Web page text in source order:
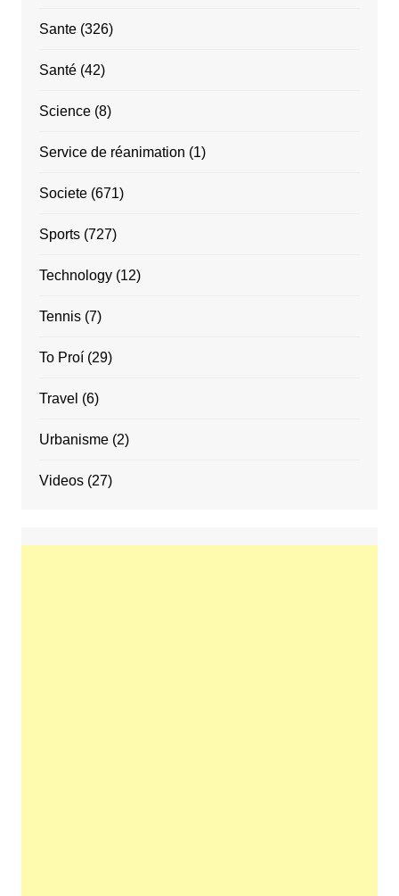
Sante(326)
Santé(42)
Science(8)
Service de réanimation (1)
Societe(671)
Sports(727)
Technology(12)
Tennis(7)
To Proí(29)
Travel (6)
Urbanisme(2)
Videos(27)